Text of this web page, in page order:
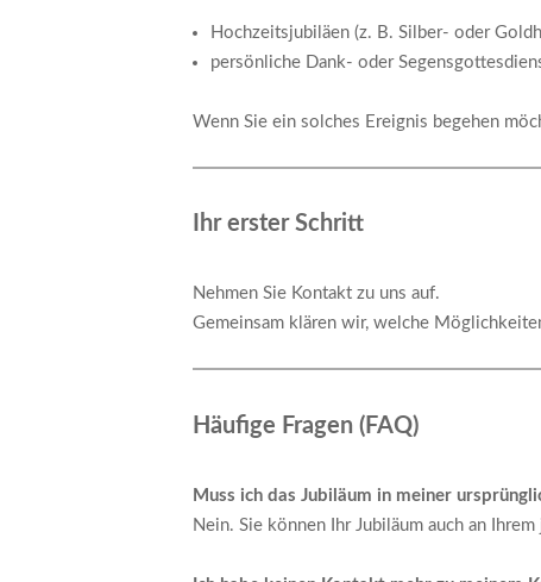
Hochzeitsjubiläen (z. B. Silber- oder
persönliche Dank- oder
Wenn Sie ein solches Ereignis begehen
Ihr erster Schritt
Nehmen Sie Kontakt zu uns auf.
Gemeinsam klären wir, welche
Häufige Fragen (FAQ)
Muss ich das Jubiläum in meiner
Nein. Sie können Ihr Jubiläum auch an